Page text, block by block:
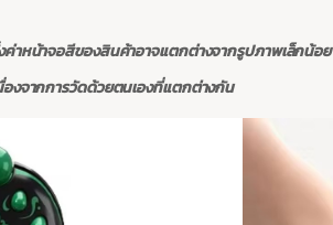
ค่าหน้าจอสีของสินค้าอาจแตกต่างจากรูปภาพเล็กน้อย
งจากการวัดด้วยตนเองที่แตกต่างกัน